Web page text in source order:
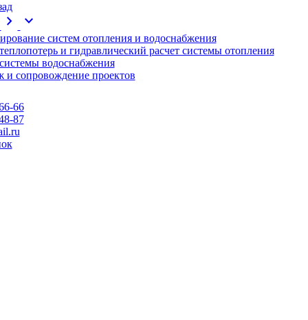
chevron_right expand_more
систем отопления и водоснабжения
и гидравлический расчет системы отопления
водоснабжения
и сопровождение проектов
66
87